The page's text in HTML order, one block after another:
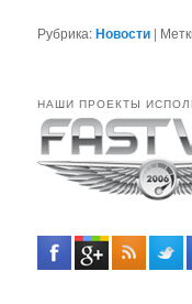
Рубрика:Новости |
НАШИ ПРОЕКТЫ